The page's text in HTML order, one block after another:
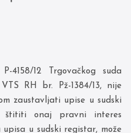
4158/12 Trgovačkog suda
RH br. Pž-1384/13, nije
zaustavljati upise u sudski
onaj pravni interes
u sudski registar, može